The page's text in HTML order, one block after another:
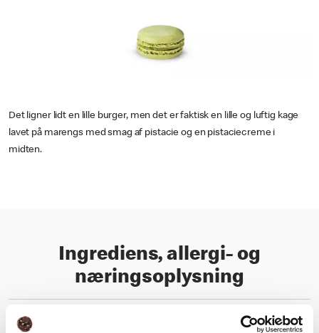
Det ligner lidt en lille burger, men det er faktisk en lille og luftig kage
lavet på marengs med smag af pistacie og en pistaciecreme i
midten.
Ingrediens, allergi- og
næringsoplysning
Næringsindhold